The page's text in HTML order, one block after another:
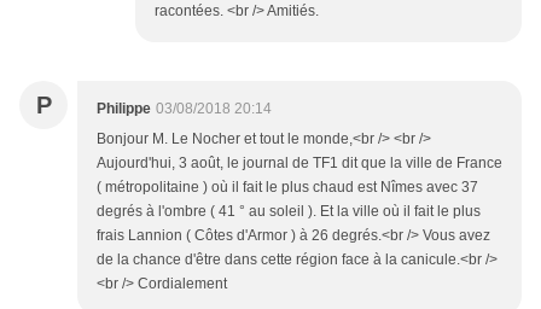
racontées. <br /> Amitiés.
P Philippe 03/08/2018 20:14
Bonjour M. Le Nocher et tout le monde,<br /> <br />
Aujourd'hui, 3 août, le journal de TF1 dit que la ville de France
( métropolitaine ) où il fait le plus chaud est Nîmes avec 37
degrés à l'ombre ( 41 ° au soleil ). Et la ville où il fait le plus
frais Lannion ( Côtes d'Armor ) à 26 degrés.<br /> Vous avez
de la chance d'être dans cette région face à la canicule.<br />
<br /> Cordialement